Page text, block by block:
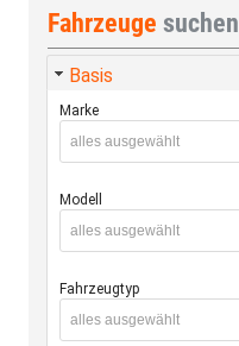
Fahrzeuge suchen
Basis
Marke
alles ausgewählt
Modell
alles ausgewählt
Fahrzeugtyp
alles ausgewählt